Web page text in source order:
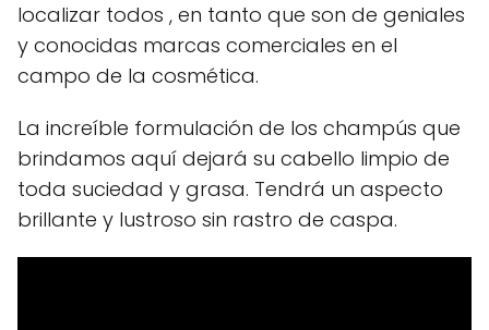
localizar todos , en tanto que son de geniales
y conocidas marcas comerciales en el
campo de la cosmética.
La increíble formulación de los champús que
brindamos aquí dejará su cabello limpio de
toda suciedad y grasa. Tendrá un aspecto
brillante y lustroso sin rastro de caspa.